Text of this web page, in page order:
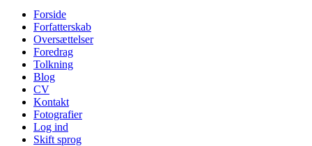
Forside
Forfatterskab
Oversættelser
Foredrag
Tolkning
Blog
CV
Kontakt
Fotografier
Log ind
Skift sprog